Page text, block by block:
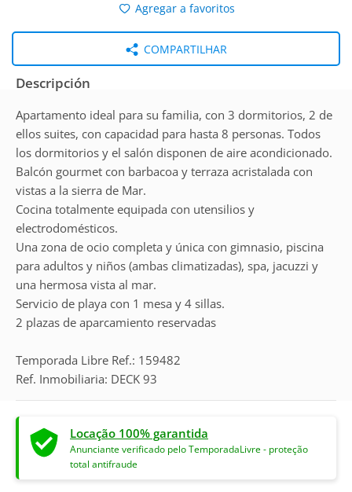
Agregar a favoritos
COMPARTILHAR
Descripción
Apartamento ideal para su familia, con 3 dormitorios, 2 de
ellos suites, con capacidad para hasta 8 personas. Todos
los dormitorios y el salón disponen de aire acondicionado.
Balcón gourmet con barbacoa y terraza acristalada con
vistas a la sierra de Mar.
Cocina totalmente equipada con utensilios y
electrodomésticos.
Una zona de ocio completa y única con gimnasio, piscina
para adultos y niños (ambas climatizadas), spa, jacuzzi y
una hermosa vista al mar.
Servicio de playa con 1 mesa y 4 sillas.
2 plazas de aparcamiento reservadas
Temporada Libre Ref.: 159482
Ref. Inmobiliaria: DECK 93
Locação 100% garantida
Anunciante verificado pelo TemporadaLivre - proteção
total antifraude